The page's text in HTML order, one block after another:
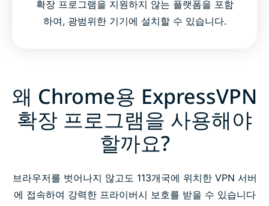
확장 프로그램을 지원하지 않는 플랫폼을 포함
하여, 광범위한 기기에 설치할 수 있습니다.
왜 Chrome용 ExpressVPN
확장 프로그램을 사용해야
할까요?
브라우저를 벗어나지 않고도 113개국에 위치한 VPN 서버
에 접속하여 강력한 프라이버시 보호를 받을 수 있습니다